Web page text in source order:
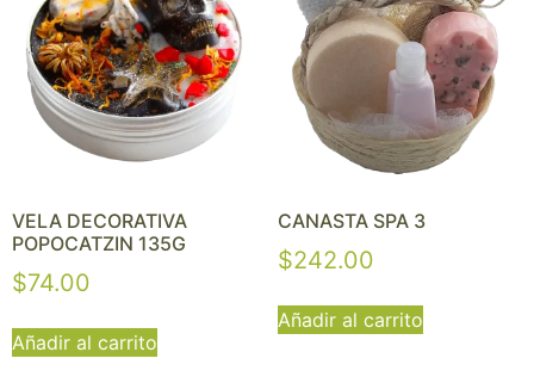
VELA DECORATIVA
POPOCATZIN 135G
$74.00
Añadir al carrito
CANASTA SPA 3
$242.00
Añadir al carrito